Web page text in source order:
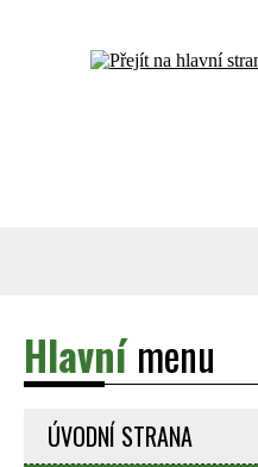
Dolní Bečva - oficiální
Hlavnímenu
ÚVODNÍ STRANA